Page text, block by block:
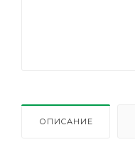
ОПИСАНИЕ